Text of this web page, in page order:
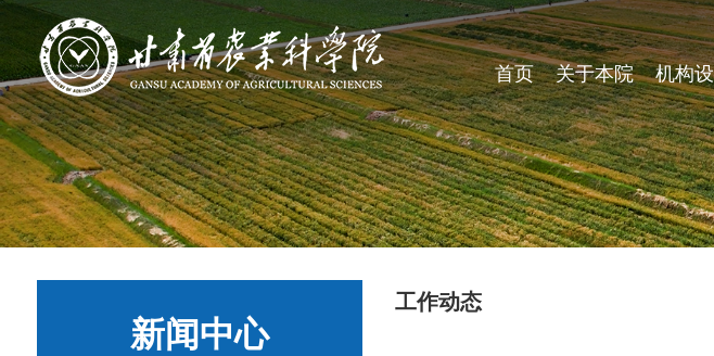
首页 关于本院 机构
新闻中心
工作动态